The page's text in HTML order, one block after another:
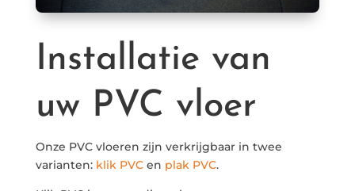
Installatie van
uw PVC vloer
Onze PVC vloeren zijn verkrijgbaar in twee
varianten: klik PVCen plak PVC.